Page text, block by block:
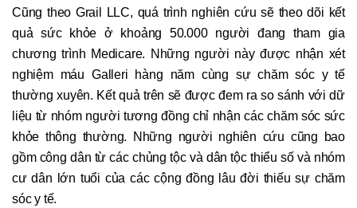
Cũng theo Grail LLC, quá trình nghiên cứu sẽ theo dõi kết
quả sức khỏe ở khoảng 50.000 người đang tham gia
chương trình Medicare. Những người này được nhận xét
nghiệm máu Galleri hàng năm cùng sự chăm sóc y tế
thường xuyên. Kết quả trên sẽ được đem ra so sánh với dữ
liệu từ nhóm người tương đồng chỉ nhận các chăm sóc sức
khỏe thông thường. Những người nghiên cứu cũng bao
gồm công dân từ các chủng tộc và dân tộc thiểu số và nhóm
cư dân lớn tuổi của các cộng đồng lâu đời thiếu sự chăm
sóc y tế.